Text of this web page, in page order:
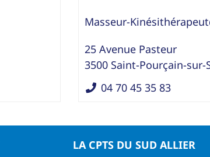
Masseur-
25 Avenue Pasteur
3500 Saint-Pourçain-sur-
04 70 45 35 83
LA CPTS DU SUD ALLIER